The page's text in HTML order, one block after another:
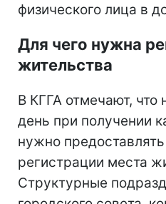
физического лица в
Для чего нужна
жительства
В КГГА отмечают, что
день при получении
нужно
регистрации места
Структурные